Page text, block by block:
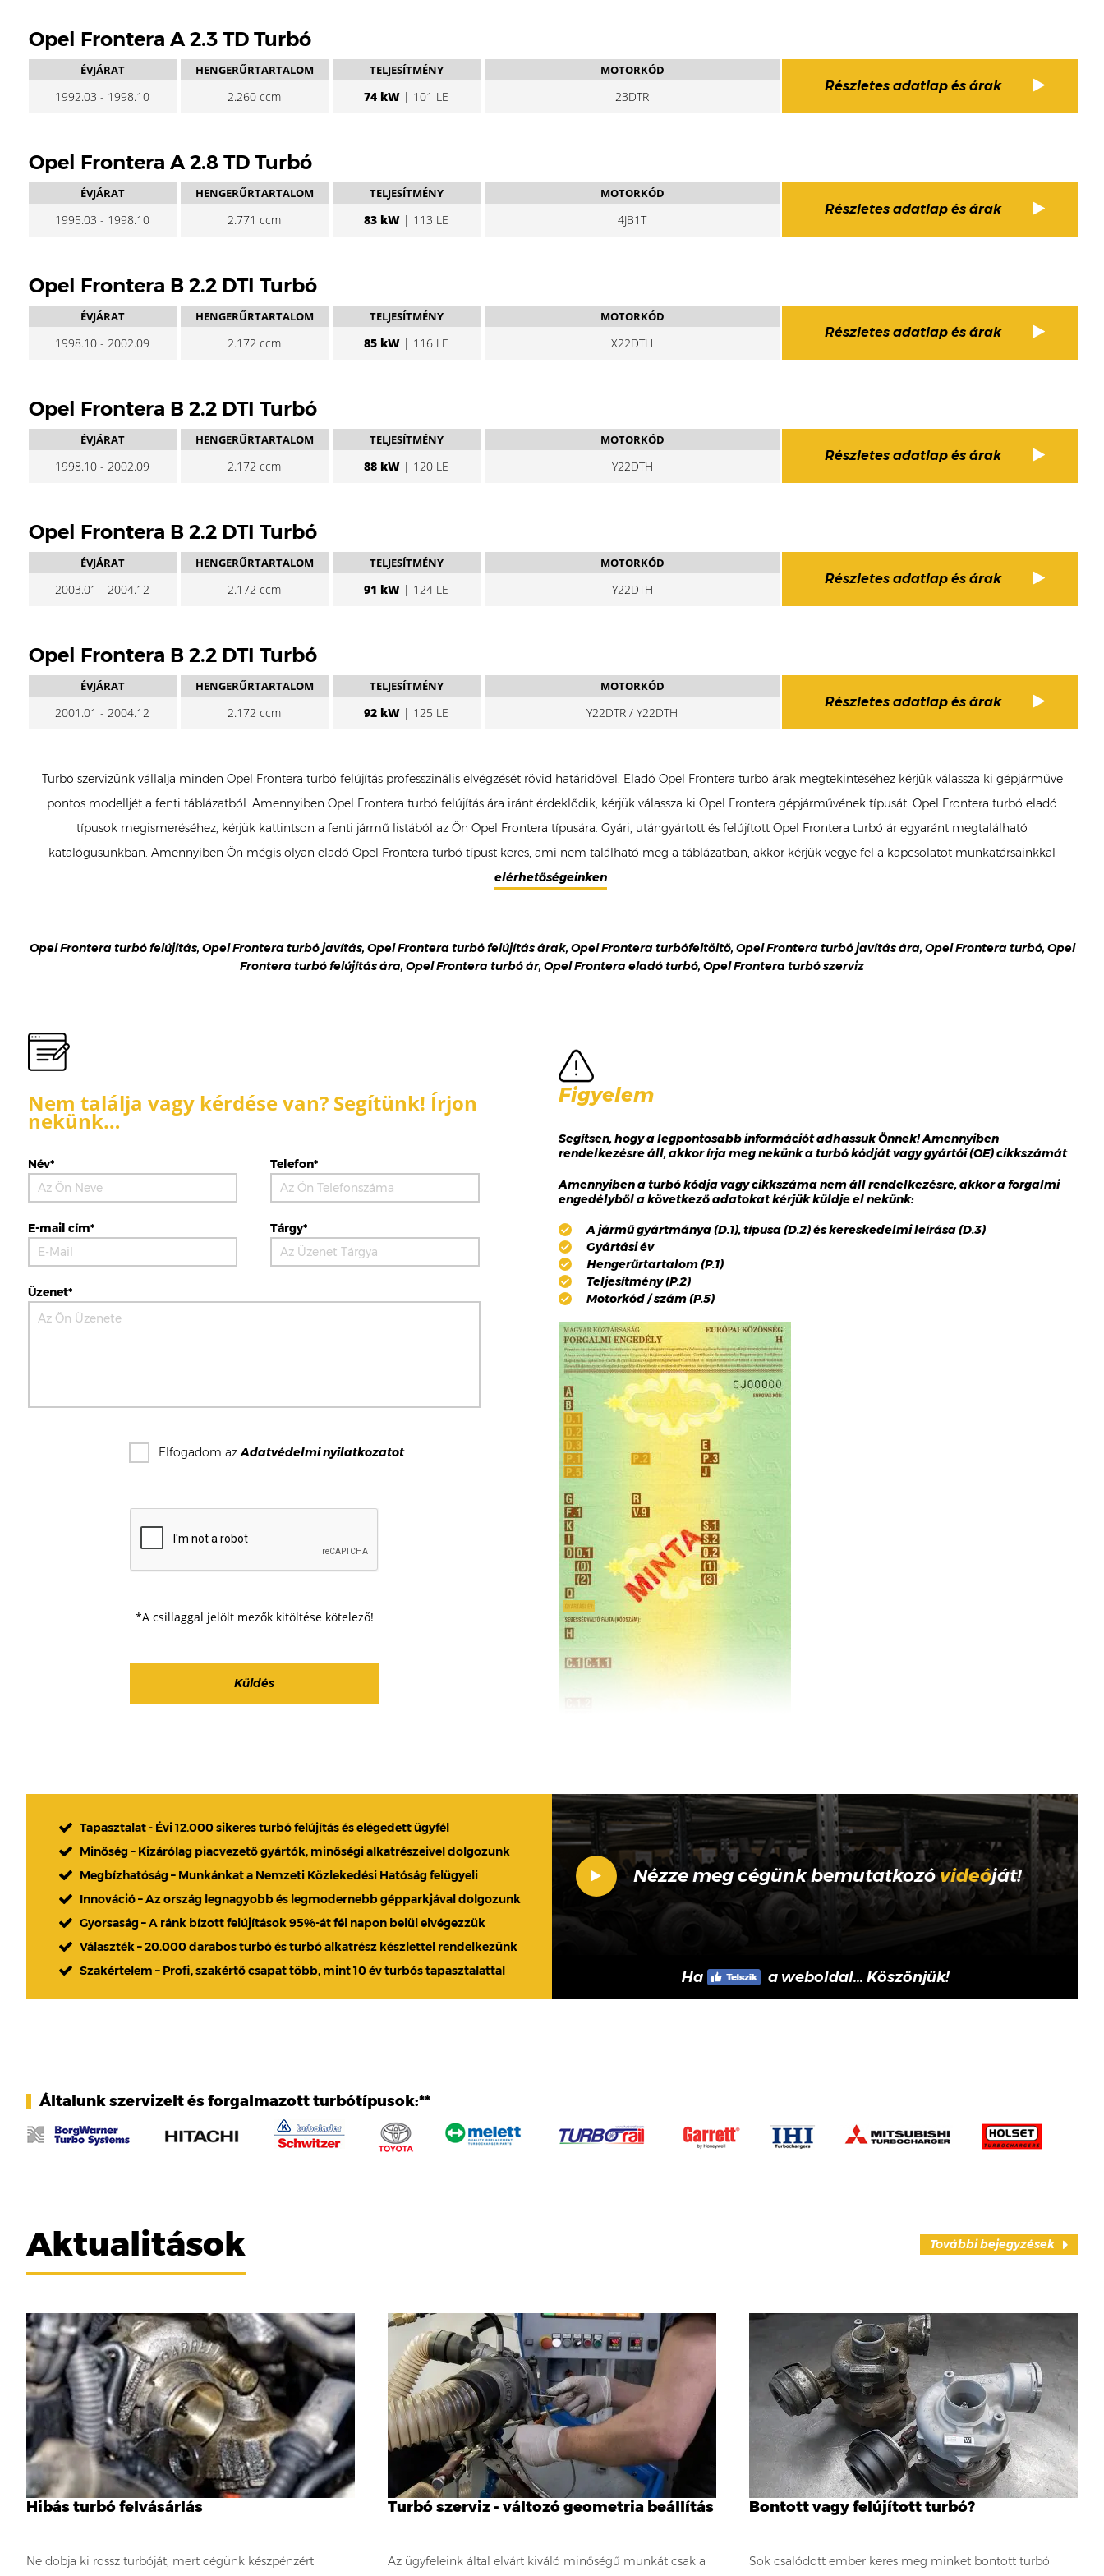
Opel Frontera A 2.3 TD Turbó
ÉVJÁRAT
1992.03 - 1998.10
HENGERŰRTARTALOM
2.260 ccm
TELJESÍTMÉNY
74 kW | 101 LE
MOTORKÓD
23DTR
Részletes adatlap és árak
Opel Frontera A 2.8 TD Turbó
ÉVJÁRAT
1995.03 - 1998.10
HENGERŰRTARTALOM
2.771 ccm
TELJESÍTMÉNY
83 kW | 113 LE
MOTORKÓD
4JB1T
Részletes adatlap és árak
Opel Frontera B 2.2 DTI Turbó
ÉVJÁRAT
1998.10 - 2002.09
HENGERŰRTARTALOM
2.172 ccm
TELJESÍTMÉNY
85 kW | 116 LE
MOTORKÓD
X22DTH
Részletes adatlap és árak
Opel Frontera B 2.2 DTI Turbó
ÉVJÁRAT
1998.10 - 2002.09
HENGERŰRTARTALOM
2.172 ccm
TELJESÍTMÉNY
88 kW | 120 LE
MOTORKÓD
Y22DTH
Részletes adatlap és árak
Opel Frontera B 2.2 DTI Turbó
ÉVJÁRAT
2003.01 - 2004.12
HENGERŰRTARTALOM
2.172 ccm
TELJESÍTMÉNY
91 kW | 124 LE
MOTORKÓD
Y22DTH
Részletes adatlap és árak
Opel Frontera B 2.2 DTI Turbó
ÉVJÁRAT
2001.01 - 2004.12
HENGERŰRTARTALOM
2.172 ccm
TELJESÍTMÉNY
92 kW | 125 LE
MOTORKÓD
Y22DTR / Y22DTH
Részletes adatlap és árak
Turbó szervizünk vállalja minden Opel Frontera turbó felújítás professzinális elvégzését rövid határidővel. Eladó Opel Frontera turbó árak megtekintéséhez kérjük válassza ki gépjárműve
pontos modelljét a fenti táblázatból. Amennyiben Opel Frontera turbó felújítás ára iránt érdeklődik, kérjük válassza ki Opel Frontera gépjárművének típusát. Opel Frontera turbó eladó
típusok megismeréséhez, kérjük kattintson a fenti jármű listából az Ön Opel Frontera típusára. Gyári, utángyártott és felújított Opel Frontera turbó ár egyaránt megtalálható
katalógusunkban. Amennyiben Ön mégis olyan eladó Opel Frontera turbó típust keres, ami nem található meg a táblázatban, akkor kérjük vegye fel a kapcsolatot munkatársainkkal
elérhetőségeinken.
Opel Frontera turbó felújítás, Opel Frontera turbó javítás, Opel Frontera turbó felújítás árak, Opel Frontera turbófeltöltő, Opel Frontera turbó javítás ára, Opel Frontera turbó, Opel
Frontera turbó felújítás ára, Opel Frontera turbó ár, Opel Frontera eladó turbó, Opel Frontera turbó szerviz
Nem találja vagy kérdése van? Segítünk! Írjon
nekünk…
Név* Telefon*
E-mail cím* Tárgy*
Üzenet*
Elfogadom azAdatvédelmi nyilatkozatot
*A csillaggal jelölt mezők kitöltése kötelező!
Figyelem
Segítsen, hogy a legpontosabb információt adhassuk Önnek! Amennyiben
rendelkezésre áll, akkor írja meg nekünk a turbó kódját vagy gyártói (OE) cikkszámát
Amennyiben a turbó kódja vagy cikkszáma nem áll rendelkezésre, akkor a forgalmi
engedélyből a következő adatokat kérjük küldje el nekünk:
A jármű gyártmánya (D.1), típusa (D.2) és kereskedelmi leírása (D.3)
Gyártási év
Hengerűrtartalom (P.1)
Teljesítmény (P.2)
Motorkód / szám (P.5)
Tapasztalat - Évi 12.000 sikeres turbó felújítás és elégedett ügyfél
Minőség – Kizárólag piacvezető gyártók, minőségi alkatrészeivel dolgozunk
Megbízhatóság – Munkánkat a Nemzeti Közlekedési Hatóság felügyeli
Innováció – Az ország legnagyobb és legmodernebb gépparkjával dolgozunk
Gyorsaság – A ránk bízott felújítások 95%-át fél napon belül elvégezzük
Választék – 20.000 darabos turbó és turbó alkatrész készlettel rendelkezünk
Szakértelem – Profi, szakértő csapat több, mint 10 év turbós tapasztalattal
Nézze meg cégünk bemutatkozóvideóját!
Ha a weboldal... Köszönjük!
Általunk szervizelt és forgalmazott turbótípusok:**
Aktualitások További bejegyzések
Hibás turbó felvásárlás
Ne dobja ki rossz turbóját, mert cégünk készpénzért
Turbó szerviz - változó geometria beállítás
Az ügyfeleink által elvárt kiváló minőségű munkát csak a
Bontott vagy felújított turbó?
Sok csalódott ember keres meg minket bontott turbó